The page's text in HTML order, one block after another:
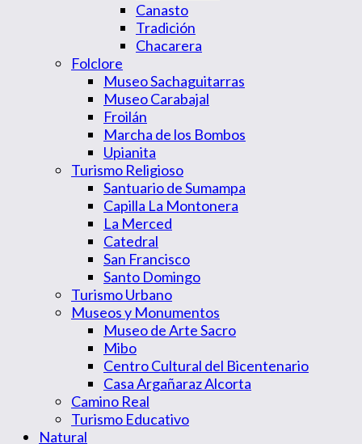
Canasto
Tradición
Chacarera
Folclore
Museo Sachaguitarras
Museo Carabajal
Froilán
Marcha de los Bombos
Upianita
Turismo Religioso
Santuario de Sumampa
Capilla La Montonera
La Merced
Catedral
San Francisco
Santo Domingo
Turismo Urbano
Museos y Monumentos
Museo de Arte Sacro
Mibo
Centro Cultural del Bicentenario
Casa Argañaraz Alcorta
Camino Real
Turismo Educativo
Natural